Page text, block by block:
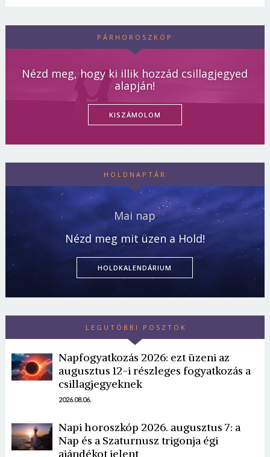
PÁRHOROSZKÓP
Nézd meg, hogy ki illik hozzád csillagjegyed
alapján!
KISZÁMOLOM
HOLDNAPTÁR
Mai nap
Nézd meg mit üzen a Hold!
HOLDKALENDÁRIUM
LEGUTÓBBI POSZTOK
Napfogyatkozás 2026: ezt üzeni az
augusztus 12-i részleges fogyatkozás a
csillagjegyeknek
2026.08.06.
Napi horoszkóp 2026. augusztus 7: a
Nap és a Szaturnusz trigonja égi
ajándékot jelent